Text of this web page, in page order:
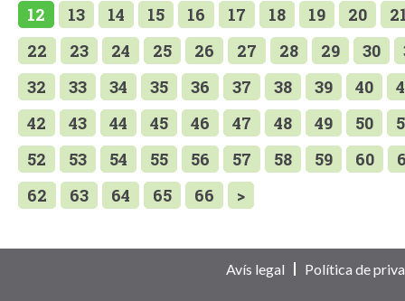
12
13 14 15 16 17 18 19 20
22
23 24 25 26 27 28 29 30
32
33 34 35 36 37 38 39 40
42
43 44 45 46 47 48 49 50
52
53 54 55 56 57 58 59 60
62
63 64 65 66 >
Avís legal Política de